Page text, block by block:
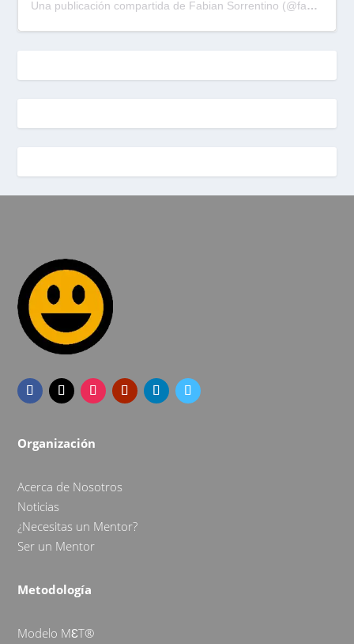
Una publicación compartida de Fabian Sorrentino (@fabiansonria)
Organización
Acerca de Nosotros
Noticias
¿Necesitas un Mentor?
Ser un Mentor
Metodología
Modelo MƐT®